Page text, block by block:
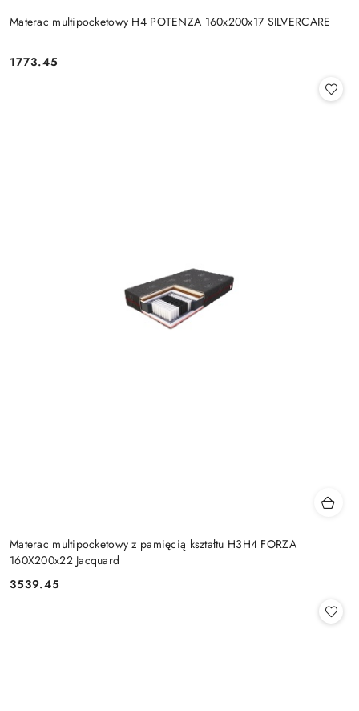
Materac multipocketowy H4 POTENZA 160x200x17 SILVERCARE
Cena:
1773.45
Materac multipocketowy z pamięcią kształtu H3H4 FORZA
160X200x22 Jacquard
Cena:
3539.45